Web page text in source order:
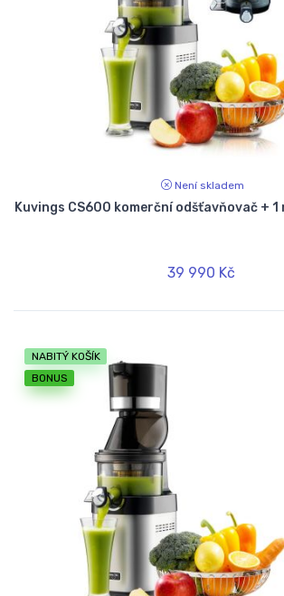
Není skladem
Kuvings CS600 komerční odšťavňovač +
39 990 Kč
NABITÝ KOŠÍK
BONUS